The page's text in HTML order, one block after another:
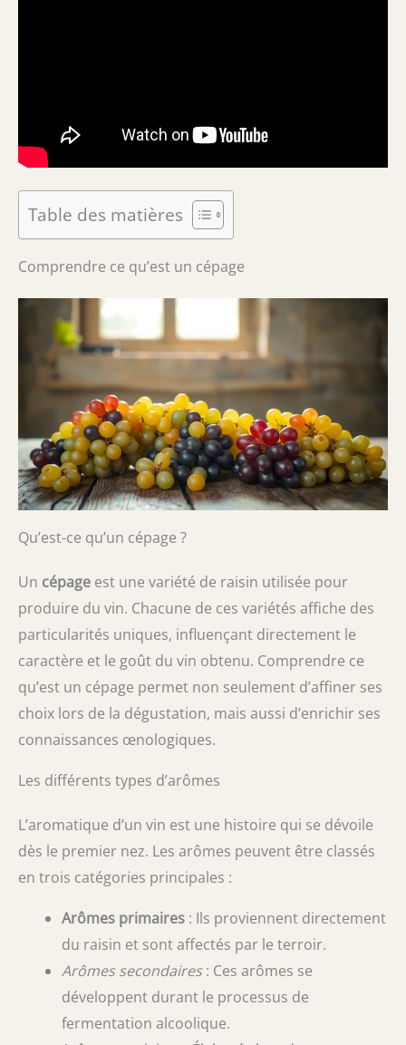
Table des matières
Comprendre ce qu’est un cépage
Qu’est-ce qu’un cépage ?
Un cépage est une variété de raisin utilisée pour
produire du vin. Chacune de ces variétés affiche des
particularités uniques, influençant directement le
caractère et le goût du vin obtenu. Comprendre ce
qu’est un cépage permet non seulement d’affiner ses
choix lors de la dégustation, mais aussi d’enrichir ses
connaissances œnologiques.
Les différents types d’arômes
L’aromatique d’un vin est une histoire qui se dévoile
dès le premier nez. Les arômes peuvent être classés
en trois catégories principales :
Arômes primaires : Ils proviennent directement
du raisin et sont affectés par le terroir.
Arômes secondaires: Ces arômes se
développent durant le processus de
fermentation alcoolique.